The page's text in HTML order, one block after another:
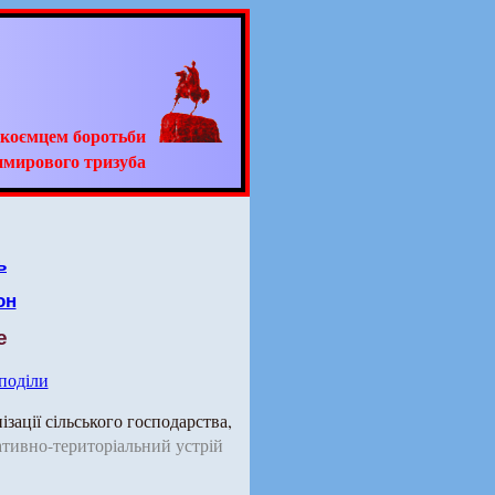
боротьби
тризуба
сільського господарства,
територіальний устрій